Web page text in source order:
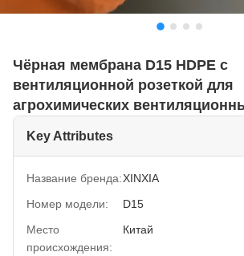
Чёрная мембрана D15 HDPE с
вентиляционной розеткой для
агрохимических
Key Attributes
Название бренда:XINXIA
Номер модели:
D15
Место
происхождения:
Китай